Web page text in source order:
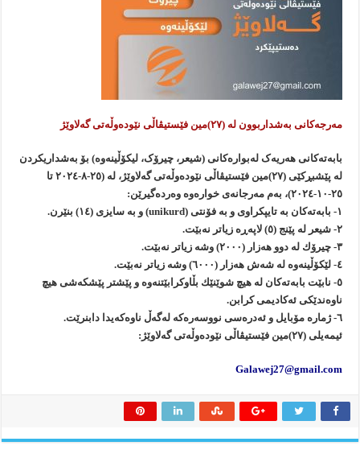
مەرجەكانی بەشداربوون لە (٢٧)مین فێستیڤاڵی نێودەوڵەتی گەلاوێژ
بابەتەکانی هەریەک لەبوارەکانی (شیعر، چیرۆک، لیکۆڵینەوە) بۆ بەشداریکردن
لە پێشبڕکێی (٢٧)مین فێستیڤاڵی نێودەوڵەتی گەلاوێژ، لە (٢٥-٨-٢٠٢٤ تا
٢٥-١٠-٢٠٢٤)، بەم مەرجانەی خوارەوە وەردەگیرێن:
١- بابەتەكان بە تایپكراوی و بە فۆنتی (unikurd) و بە سایزی (١٤) بنێرن.
٢- شیعر لە پێنج (٥) لاپەڕە زیاتر نەبێت.
٣- چیرۆك لە دوو هەزار (٢٠٠٠) وشە زیاتر نەبێت.
٤- لێكۆڵینەوە لە شەش هەزار (٦٠٠٠) وشە زیاتر نەبێت.
٥- نابێت بابەتەكان لە هیچ شوێنێك بڵاوكرابێتنەوە و پێشتر پێشكەشی هیچ
ناوەندێكی ئەكادیمی كرابن.
٦- ژمارە مۆبایل و ئەدرەسی نووسەرەكە لەگەڵ ناوەكەیدا دابنرێت.
ئیمەیلی (٢٧)مین فێستیڤاڵی نێودەوڵەتی گەلاوێژ:
Galawej27@gmail.com